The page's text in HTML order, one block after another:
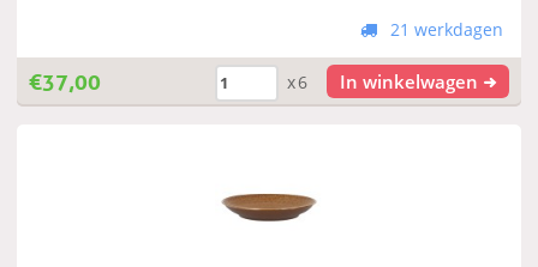
21 werkdagen
€37,00 x6 In winkelwagen